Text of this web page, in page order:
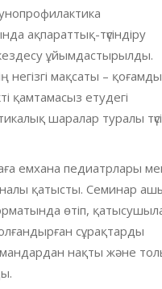
ақпараттық-түсіндіру
ұйымдастырылды.
негізгі мақсаты –
қамтамасыз етудегі
шаралар туралы
емхана педиатрлары
қатысты. Семинар
өтіп,
сұрақтарды
нақты және